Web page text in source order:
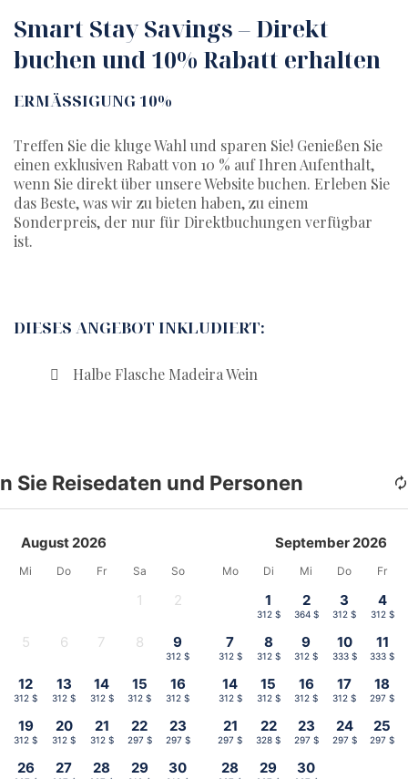
Smart Stay Savings – Direkt
buchen und 10% Rabatt erhalten
ERMÄSSIGUNG 10%
Treffen Sie die kluge Wahl und sparen Sie! Genießen Sie
einen exklusiven Rabatt von 10 % auf Ihren Aufenthalt,
wenn Sie direkt über unsere Website buchen. Erleben Sie
das Beste, was wir zu bieten haben, zu einem
Sonderpreis, der nur für Direktbuchungen verfügbar
ist.
DIESES ANGEBOT INKLUDIERT:
Halbe Flasche Madeira Wein
Sie Reisedaten und Personen
August 2026
Mi Do Fr Sa So
1 2
5 6 7 8 9
312 $
12
312 $
13
312 $
14
312 $
15
312 $
16
312 $
19
312 $
20
312 $
21
312 $
22
297 $
23
297 $
26 27 28 29 30
September 2026
Mo Di Mi Do Fr
1
312 $
2
364 $
3
312 $
4
312 $
7
312 $
8
312 $
9
312 $
10
333 $
11
333 $
14
312 $
15
312 $
16
312 $
17
312 $
18
297 $
21
297 $
22
328 $
23
297 $
24
297 $
25
297 $
28 29 30